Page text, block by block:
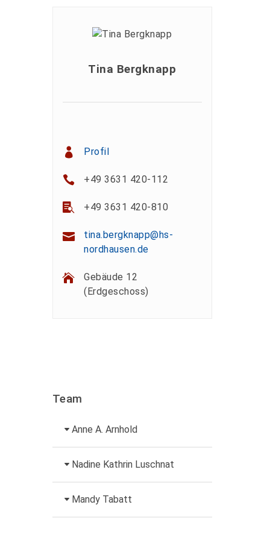
Tina Bergknapp
Profil
+49 3631 420-112
+49 3631 420-810
tina.bergknapp@hs-
nordhausen.de
Gebäude 12
(Erdgeschoss)
Team
Anne A. Arnhold
Technische Mitarbeiterin
anne-ariane.arnhold@hs-
Nadine Kathrin Luschnat
Leiterin
Hochschulmarketing
Mandy Tabatt